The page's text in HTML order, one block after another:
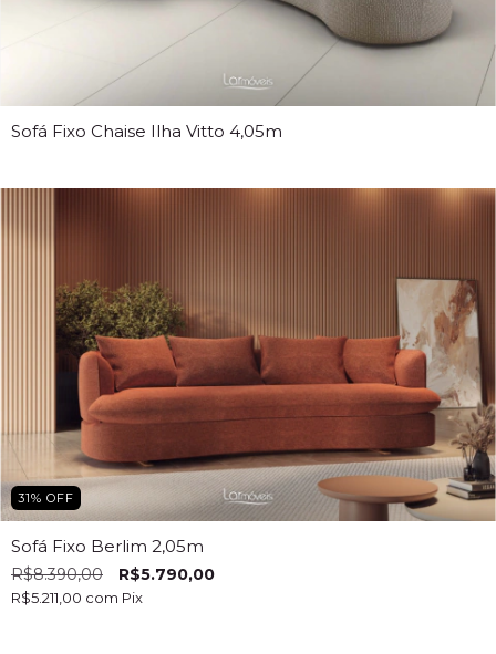
Sofá Fixo Chaise Ilha Vitto 4,05m
31% OFF
Sofá Fixo Berlim 2,05m
R$8.390,00 R$5.790,00
R$5.211,00 com Pix